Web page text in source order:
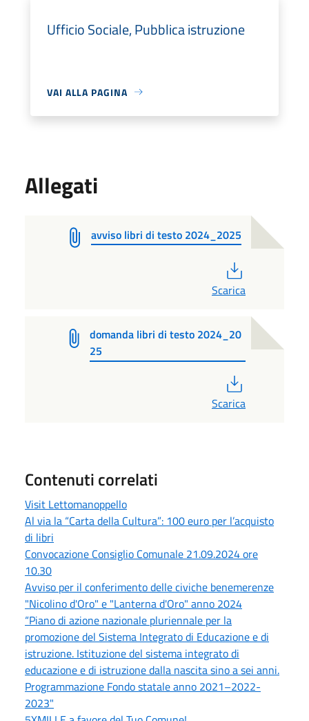
Ufficio Sociale, Pubblica istruzione
VAI ALLA PAGINA
Allegati
avviso libri di testo 2024_2025
Scarica
domanda libri di testo 2024_20
25
Scarica
Contenuti correlati
Visit Lettomanoppello
Al via la “Carta della Cultura”: 100 euro per l’acquisto
di libri
Convocazione Consiglio Comunale 21.09.2024 ore
10.30
Avviso per il conferimento delle civiche benemerenze
"Nicolino d'Oro" e "Lanterna d'Oro" anno 2024
“Piano di azione nazionale pluriennale per la
promozione del Sistema Integrato di Educazione e di
istruzione. Istituzione del sistema integrato di
educazione e di istruzione dalla nascita sino a sei anni.
Programmazione Fondo statale anno 2021–2022-
2023"